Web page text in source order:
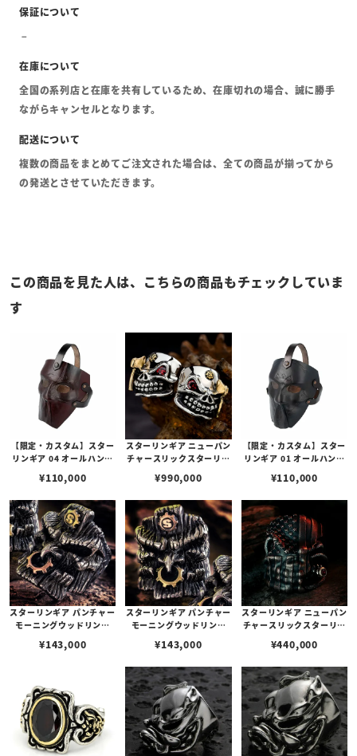
全国の系列店と在庫を共有しているため、在庫切れの場合、誠に勝手
ながらキャンセルとなります。
複数の商品をまとめてご注文された場合は、全ての商品が揃ってから
の発送とさせていただきます。
この商品を見た人は、こちらの商品もチェックしていま
す
【限定・カスタム】スター
リンギア 04 オールハンド
タンプ/レッドブラウン
¥110,000
スターリンギア ニューパン
チャースリックスターリン
ス＆Sギアロゴ/特殊カット
00122740）【リングサイ
ズUS10.5(日本サイズ約2
3号)】
¥990,000
【限定・カスタム】スター
リンギア 01 オールハンド
タンプ/ブラック
¥110,000
スターリンギア パンチャー
モーニングウッドリング
ーギア
¥143,000
スターリンギア パンチャー
モーニングウッドリング
スギア
¥143,000
スターリンギア ニューパン
チャースリックスターリン
パーアメリカンフラッグ/k
(s000121608)【リングサ
イズUS11.5(日本サイズ約
25号)】
¥440,000